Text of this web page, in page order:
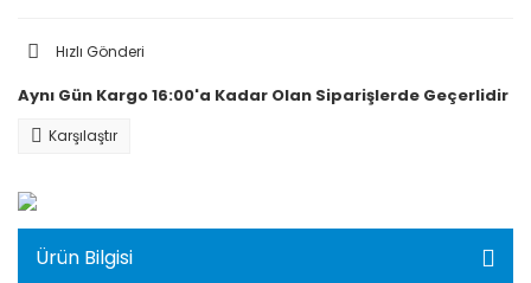
Hızlı Gönderi
Aynı Gün Kargo 16:00'a Kadar Olan Siparişlerde Geçerlidir
Karşılaştır
Ürün Bilgisi